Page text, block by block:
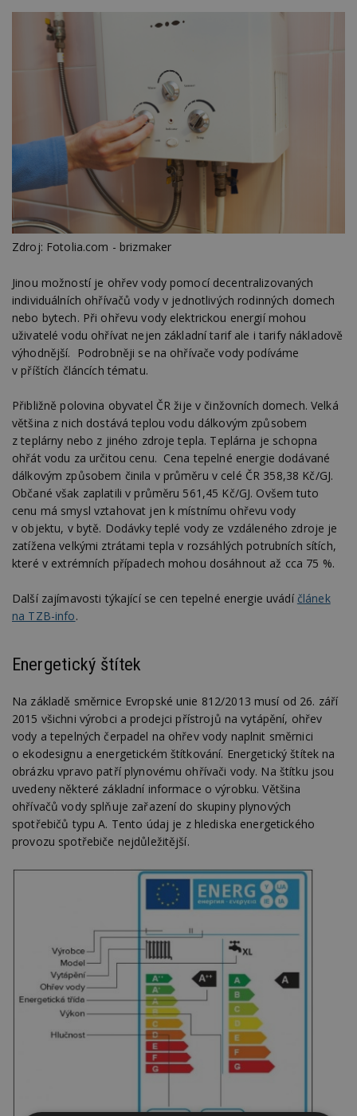
Zdroj: Fotolia.com - brizmaker
Jinou možností je ohřev vody pomocí decentralizovaných
individuálních ohřívačů vody v jednotlivých rodinných domech
nebo bytech. Při ohřevu vody elektrickou energií mohou
uživatelé vodu ohřívat nejen základní tarif ale i tarify nákladově
výhodnější. Podrobněji se na ohřívače vody podíváme
v příštích článcích tématu.
Přibližně polovina obyvatel ČR žije v činžovních domech. Velká
většina z nich dostává teplou vodu dálkovým způsobem
z teplárny nebo z jiného zdroje tepla. Teplárna je schopna
ohřát vodu za určitou cenu. Cena tepelné energie dodávané
dálkovým způsobem činila v průměru v celé ČR 358,38 Kč/GJ.
Občané však zaplatili v průměru 561,45 Kč/GJ. Ovšem tuto
cenu má smysl vztahovat jen k místnímu ohřevu vody
v objektu, v bytě. Dodávky teplé vody ze vzdáleného zdroje je
zatížena velkými ztrátami tepla v rozsáhlých potrubních sítích,
které v extrémních případech mohou dosáhnout až cca 75 %.
Další zajímavosti týkající se cen tepelné energie uvádí článek
na TZB-info.
Energetický štítek
Na základě směrnice Evropské unie 812/2013 musí od 26. září
2015 všichni výrobci a prodejci přístrojů na vytápění, ohřev
vody a tepelných čerpadel na ohřev vody naplnit směrnici
o ekodesignu a energetickém štítkování. Energetický štítek na
obrázku vpravo patří plynovému ohřívači vody. Na štítku jsou
uvedeny některé základní informace o výrobku. Většina
ohřívačů vody splňuje zařazení do skupiny plynových
spotřebičů typu A. Tento údaj je z hlediska energetického
provozu spotřebiče nejdůležitější.